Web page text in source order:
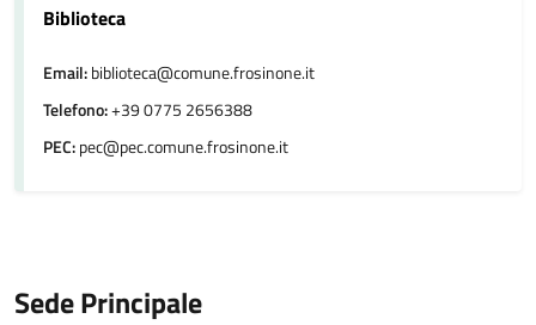
Biblioteca
Email:biblioteca@comune.frosinone.it
Telefono:+39 0775 2656388
PEC:pec@pec.comune.frosinone.it
Sede Principale